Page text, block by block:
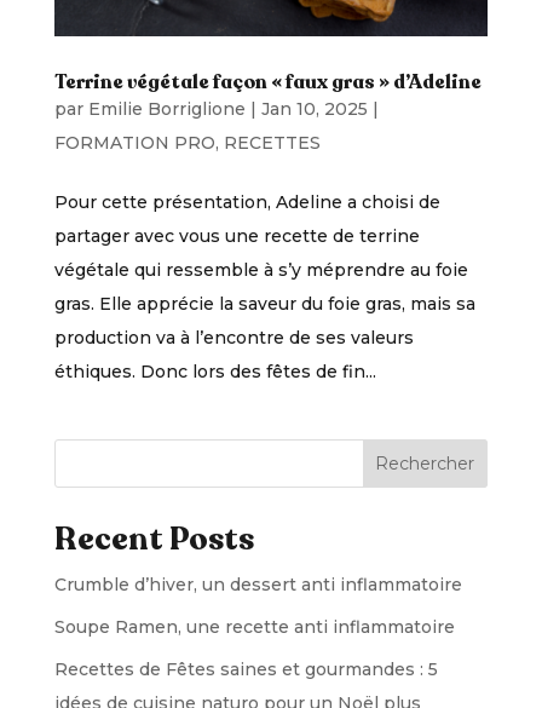
Terrine végétale façon « faux gras » d’Adeline
par Emilie Borriglione | Jan 10, 2025 |
FORMATION PRO, RECETTES
Pour cette présentation, Adeline a choisi de
partager avec vous une recette de terrine
végétale qui ressemble à s’y méprendre au foie
gras. Elle apprécie la saveur du foie gras, mais sa
production va à l’encontre de ses valeurs
éthiques. Donc lors des fêtes de fin...
Rechercher
Recent Posts
Crumble d’hiver, un dessert anti inflammatoire
Soupe Ramen, une recette anti inflammatoire
Recettes de Fêtes saines et gourmandes : 5
idées de cuisine naturo pour un Noël plus